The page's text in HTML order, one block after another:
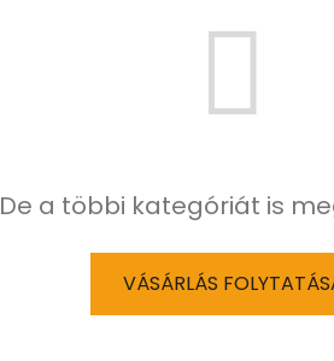
De a többi kategóriát is
VÁSÁRLÁS